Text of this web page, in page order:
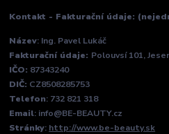
Kontakt - Fakturační údaje:
Název: Ing. Pavel Lukáč
Fakturační údaje: Polouvsí 101,
IČO: 87343240
DIČ: CZ8508285753
Telefon: 732 821 318
Email: info@BE-BEAUTY.cz
Stránky: http://www.be-beauty.sk